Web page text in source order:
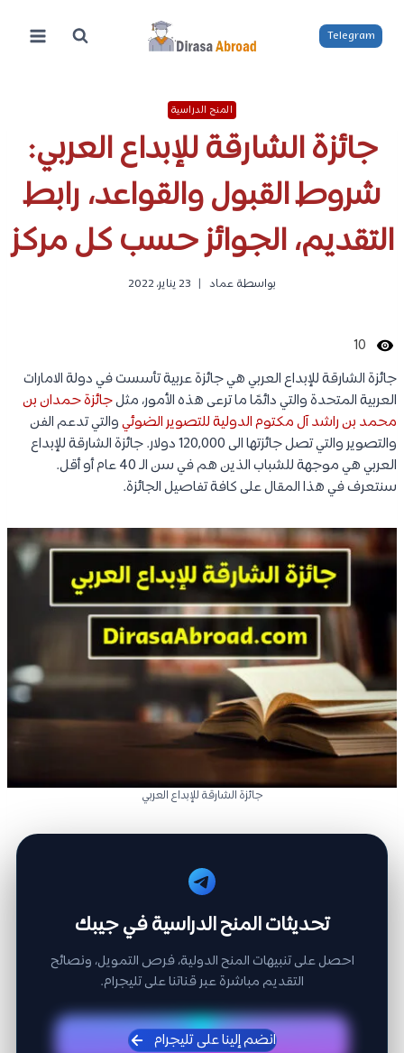
المحتوى
Telegram
المنح الدراسية
جائزة الشارقة للإبداع العربي:
شروط القبول والقواعد، رابط
التقديم، الجوائز حسب كل مركز
بواسطة عماد 23 يناير، 2022
10
جائزة الشارقة للإبداع العربي هي جائزة عربية تأسست في دولة الامارات
العربية المتحدة والتي دائمًا ما ترعى هذه الأمور، مثلجائزة حمدان بن
محمد بن راشد آل مكتوم الدولية للتصوير الضوئيوالتي تدعم الفن
والتصوير والتي تصل جائزتها الى 120,000 دولار. جائزة الشارقة للإبداع
العربي هي موجهة للشباب الذين هم في سن الـ 40 عام أو أقل.
سنتعرف في هذا المقال على كافة تفاصيل الجائزة.
جائزة الشارقة للإبداع العربي
تحديثات المنح الدراسية في جيبك
احصل على تنبيهات المنح الدولية، فرص التمويل، ونصائح
التقديم مباشرة عبر قناتنا على تليجرام.
انضم إلينا على تليجرام